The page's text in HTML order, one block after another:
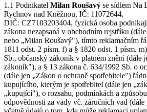
1.1 Podnikatel Milan Roušavý se sídlem Na
Rychnov nad Kněžnou, IČ: 11072644,
DIČ: CZ7103203404, fyzická osoba
zákona nezapsaná v obchodním rejstříku
nebo „Milan Roušavý"), tímto reklamačním
1811 odst. 2 písm. f) a § 1820 odst. 1 písm.
Sb., občanský zákoník v platném znění (dále
zákoník"), a § 13 zákona č. 634/1992 Sb. o
(dále jen „Zákon o ochraně spotřebitele")
kupujícího, kterým je spotřebitel (dále jen
„kupující"), o rozsahu, podmínkách a
odpovědnosti za vady vč. záručních vad (dále